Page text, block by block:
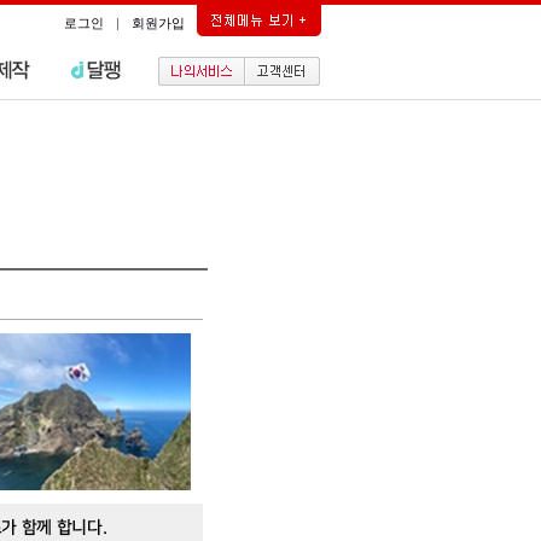
로그인 | 회원가입